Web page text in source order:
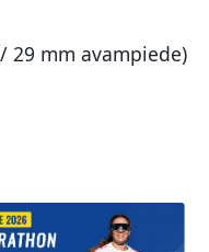
29 mm avampiede)